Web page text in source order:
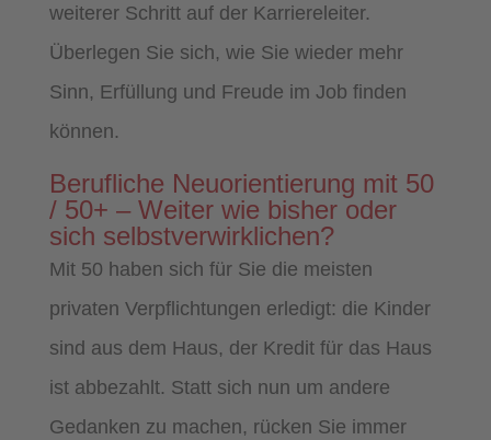
weiterer Schritt auf der Karriereleiter.
Überlegen Sie sich, wie Sie wieder mehr
Sinn, Erfüllung und Freude im Job finden
können.
Berufliche Neuorientierung mit 50
/ 50+ – Weiter wie bisher oder
sich selbstverwirklichen?
Mit 50 haben sich für Sie die meisten
privaten Verpflichtungen erledigt: die Kinder
sind aus dem Haus, der Kredit für das Haus
ist abbezahlt. Statt sich nun um andere
Gedanken zu machen, rücken Sie immer